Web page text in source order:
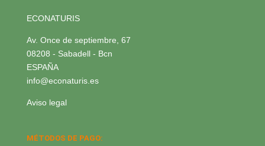
ECONATURIS
Av. Once de septiembre, 67
08208 - Sabadell - Bcn
ESPAÑA
info@econaturis.es
Aviso legal
MÉTODOS DE PAGO: